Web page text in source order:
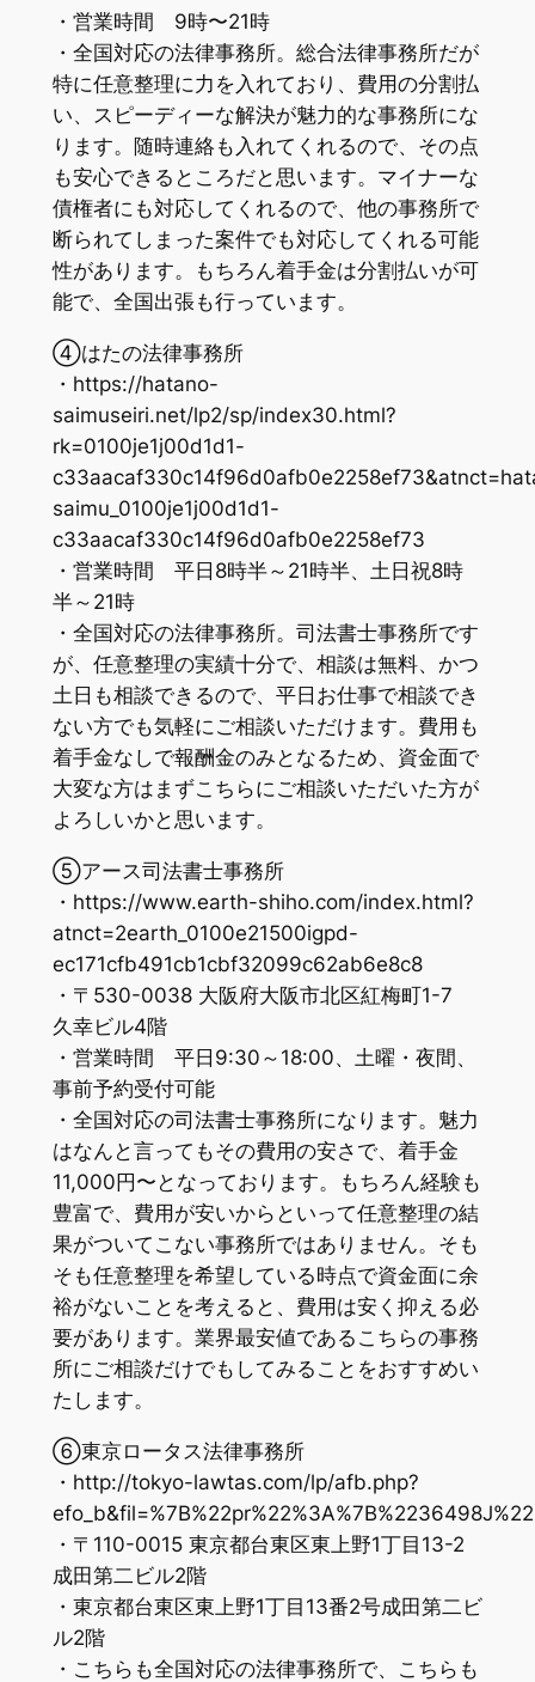
・営業時間 9時〜21時
・全国対応の法律事務所。総合法律事務所だが
特に任意整理に力を入れており、費用の分割払
い、スピーディーな解決が魅力的な事務所にな
ります。随時連絡も入れてくれるので、その点
も安心できるところだと思います。マイナーな
債権者にも対応してくれるので、他の事務所で
断られてしまった案件でも対応してくれる可能
性があります。もちろん着手金は分割払いが可
能で、全国出張も行っています。
④はたの法律事務所
・https://hatano-
saimuseiri.net/lp2/sp/index30.html?
rk=0100je1j00d1d1-
saimu_0100je1j00d1d1-
c33aacaf330c14f96d0afb0e2258ef73
・営業時間 平日8時半～21時半、土日祝8時
半～21時
・全国対応の法律事務所。司法書士事務所です
が、任意整理の実績十分で、相談は無料、かつ
土日も相談できるので、平日お仕事で相談でき
ない方でも気軽にご相談いただけます。費用も
着手金なしで報酬金のみとなるため、資金面で
大変な方はまずこちらにご相談いただいた方が
よろしいかと思います。
⑤アース司法書士事務所
・https://www.earth-shiho.com/index.html?
atnct=2earth_0100e21500igpd-
ec171cfb491cb1cbf32099c62ab6e8c8
・〒530-0038 大阪府大阪市北区紅梅町1-7
久幸ビル4階
・営業時間 平日9:30～18:00、土曜・夜間、
事前予約受付可能
・全国対応の司法書士事務所になります。魅力
はなんと言ってもその費用の安さで、着手金
11,000円〜となっております。もちろん経験も
豊富で、費用が安いからといって任意整理の結
果がついてこない事務所ではありません。そも
そも任意整理を希望している時点で資金面に余
裕がないことを考えると、費用は安く抑える必
要があります。業界最安値であるこちらの事務
所にご相談だけでもしてみることをおすすめい
たします。
⑥東京ロータス法律事務所
・http://tokyo-lawtas.com/lp/afb.php?
・〒110-0015 東京都台東区東上野1丁目13-2
成田第二ビル2階
・東京都台東区東上野1丁目13番2号成田第二ビ
ル2階
・こちらも全国対応の法律事務所で、こちらも